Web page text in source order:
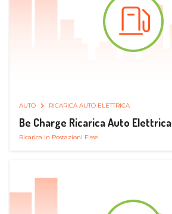
AUTO RICARICA AUTO ELETTRICA
Be Charge Ricarica Auto Elettrica
Ricarica in Postazioni Fisse